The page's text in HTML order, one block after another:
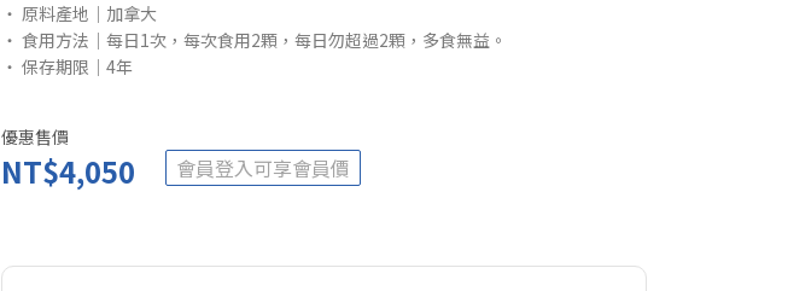
・ 原料產地｜加拿大
・ 食用方法｜每日1次，每次食用2顆，每日勿超過2顆，多食無益。
・ 保存期限｜4年
優惠售價
NT$4,050 會員登入可享會員價